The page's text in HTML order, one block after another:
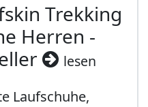
Trekking
Herren -
lesen
Laufschuhe,